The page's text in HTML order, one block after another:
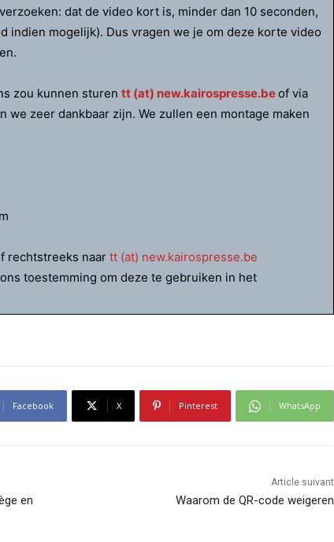
dat de video kort is, minder dan 10 seconden,
indien mogelijk). Dus vragen we je om deze korte video
zou kunnen sturen tt (at) new.kairospresse.beof via
we zeer dankbaar zijn. We zullen een montage maken
rechtstreeks naar tt (at) new.kairospresse.be
toestemming om deze te gebruiken in het
Facebook X Pinterest WhatsApp
en
Article suivant
Waarom de QR-code weigeren